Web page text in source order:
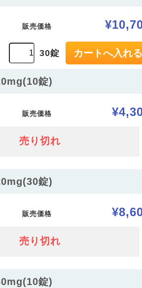
販売価格
30錠
錠)
販売価格
売り切れ
錠)
販売価格
売り切れ
錠)